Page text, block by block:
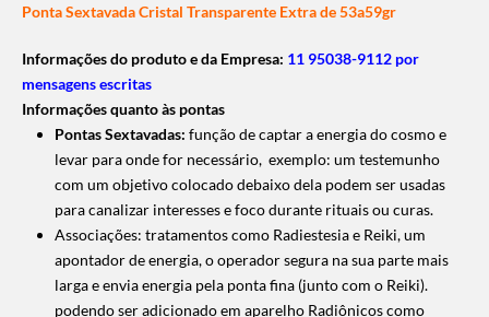
Ponta Sextavada Cristal Transparente Extra de 53a59gr
Informações do produto e da Empresa: 11 95038-9112 por
mensagens escritas
Informações quanto às pontas
Pontas Sextavadas: função de captar a energia do cosmo e
levar para onde for necessário, exemplo: um testemunho
com um objetivo colocado debaixo dela podem ser usadas
para canalizar interesses e foco durante rituais ou curas.
Associações: tratamentos como Radiestesia e Reiki, um
apontador de energia, o operador segura na sua parte mais
larga e envia energia pela ponta fina (junto com o Reiki).
podendo ser adicionado em aparelho Radiônicos como